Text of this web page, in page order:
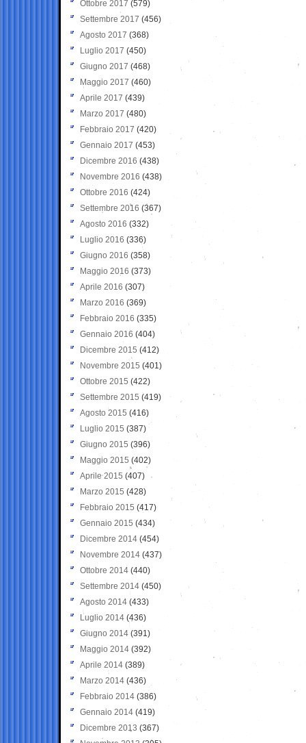
Ottobre 2017 (579)
Settembre 2017 (456)
Agosto 2017 (368)
Luglio 2017 (450)
Giugno 2017 (468)
Maggio 2017 (460)
Aprile 2017 (439)
Marzo 2017 (480)
Febbraio 2017 (420)
Gennaio 2017 (453)
Dicembre 2016 (438)
Novembre 2016 (438)
Ottobre 2016 (424)
Settembre 2016 (367)
Agosto 2016 (332)
Luglio 2016 (336)
Giugno 2016 (358)
Maggio 2016 (373)
Aprile 2016 (307)
Marzo 2016 (369)
Febbraio 2016 (335)
Gennaio 2016 (404)
Dicembre 2015 (412)
Novembre 2015 (401)
Ottobre 2015 (422)
Settembre 2015 (419)
Agosto 2015 (416)
Luglio 2015 (387)
Giugno 2015 (396)
Maggio 2015 (402)
Aprile 2015 (407)
Marzo 2015 (428)
Febbraio 2015 (417)
Gennaio 2015 (434)
Dicembre 2014 (454)
Novembre 2014 (437)
Ottobre 2014 (440)
Settembre 2014 (450)
Agosto 2014 (433)
Luglio 2014 (436)
Giugno 2014 (391)
Maggio 2014 (392)
Aprile 2014 (389)
Marzo 2014 (436)
Febbraio 2014 (386)
Gennaio 2014 (419)
Dicembre 2013 (367)